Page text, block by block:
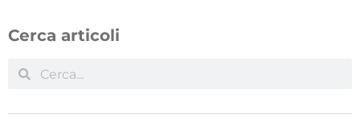
Cerca articoli